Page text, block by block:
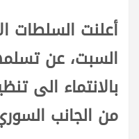
أعلنت السلطات
بالانتماء الى
من الجانب